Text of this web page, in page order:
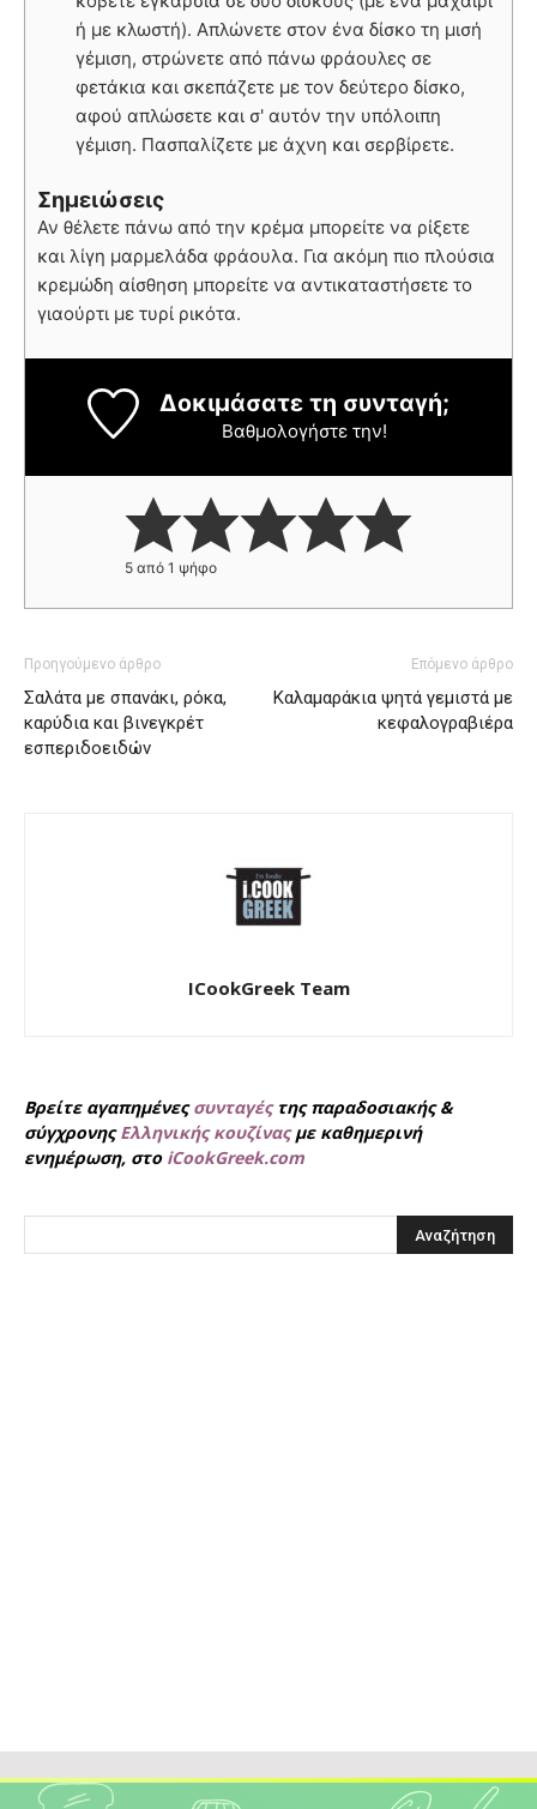
ή με κλωστή). Απλώνετε στον ένα δίσκο τη μισή
γέμιση, στρώνετε από πάνω φράουλες σε
φετάκια και σκεπάζετε με τον δεύτερο δίσκο,
αφού απλώσετε και σ' αυτόν την υπόλοιπη
γέμιση. Πασπαλίζετε με άχνη και σερβίρετε.
Σημειώσεις
Αν θέλετε πάνω από την κρέμα μπορείτε να ρίξετε
και λίγη μαρμελάδα φράουλα. Για ακόμη πιο πλούσια
κρεμώδη αίσθηση μπορείτε να αντικαταστήσετε το
γιαούρτι με τυρί ρικότα.
Δοκιμάσατε τη συνταγή;
Βαθμολογήστε την!
5 από 1 ψήφο
Προηγούμενο άρθρο
Σαλάτα με σπανάκι, ρόκα,
καρύδια και βινεγκρέτ
εσπεριδοειδών
Επόμενο άρθρο
Καλαμαράκια ψητά γεμιστά με
κεφαλογραβιέρα
ICookGreek Team
Βρείτε αγαπημένεςσυνταγέςτης παραδοσιακής &
σύγχρονηςΕλληνικής κουζίναςμε καθημερινή
ενημέρωση, στο iCookGreek.com